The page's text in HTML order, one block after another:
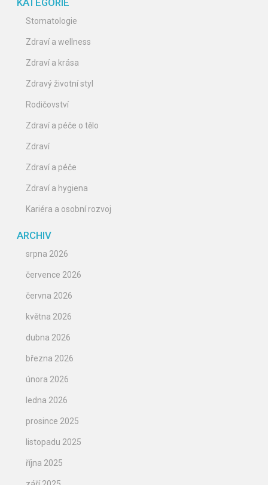
KATEGORIE
Stomatologie
Zdraví a wellness
Zdraví a krása
Zdravý životní styl
Rodičovství
Zdraví a péče o tělo
Zdraví
Zdraví a péče
Zdraví a hygiena
Kariéra a osobní rozvoj
ARCHIV
srpna 2026
července 2026
června 2026
května 2026
dubna 2026
března 2026
února 2026
ledna 2026
prosince 2025
listopadu 2025
října 2025